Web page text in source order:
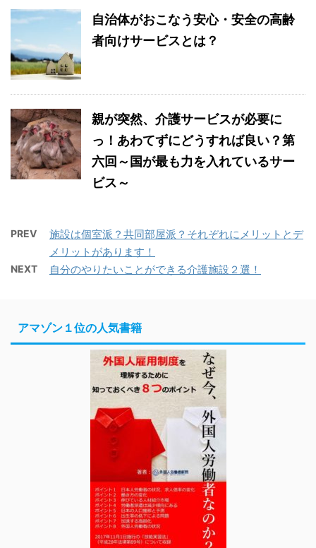
自治体がおこなう安心・安全の高齢
者向けサービスとは？
親が突然、介護サービスが必要に
っ！あわてずにどうすれば良い？第
六回～国が最も力を入れているサー
ビス～
PREV
施設は個室派？共同部屋派？それぞれにメリットとデ
メリットがあります！
NEXT 自分のやりたいことができる介護施設２選！
アマゾン１位の人気書籍